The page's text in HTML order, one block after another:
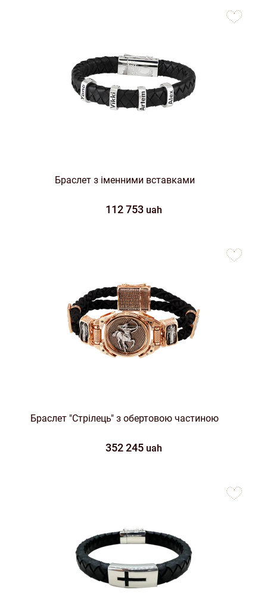
Браслет з іменними вставками
112 753 uah
favorites
Браслет "Стрілець" з обертовою частиною
352 245 uah
favorites
favorites